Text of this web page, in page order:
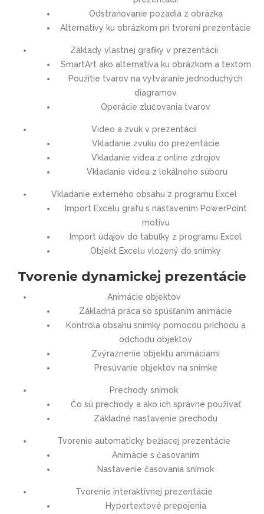
Odstraňovanie pozadia z obrázka
Alternatívy ku obrázkom pri tvorení prezentácie
Základy vlastnej grafiky v prezentácii
SmartArt ako alternatíva ku obrázkom a textom
Použitie tvarov na vytváranie jednoduchých
diagramov
Operácie zlučovania tvarov
Video a zvuk v prezentácii
Vkladanie zvuku do prezentácie
Vkladanie videa z online zdrojov
Vkladanie videa z lokálneho súboru
Vkladanie externého obsahu z programu Excel
Import Excelu grafu s nastavením PowerPoint
motívu
Import údajov do tabuľky z programu Excel
Objekt Excelu vložený do snímky
Tvorenie dynamickej prezentácie
Animácie objektov
Základná práca so spúšťaním animácie
Kontrola obsahu snímky pomocou príchodu a
odchodu objektov
Zvýraznenie objektu animáciami
Presúvanie objektov na snímke
Prechody snímok
Čo sú prechody a ako ich správne používať
Základné nastavenie prechodu
Tvorenie automaticky bežiacej prezentácie
Animácie s časovaním
Nastavenie časovania snímok
Tvorenie interaktívnej prezentácie
Hypertextové prepojenia